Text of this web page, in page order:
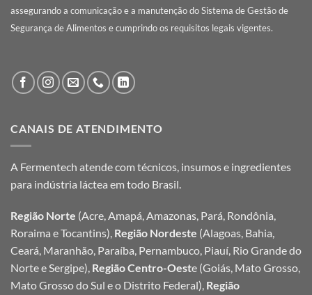
assegurando a comunicação e a manutenção do Sistema de Gestão de
Segurança de Alimentos e cumprindo os requisitos legais vigentes.
CANAIS DE ATENDIMENTO
A Fermentech atende com técnicos, insumos e ingredientes
para indústria láctea em todo Brasil.
Região Norte (Acre, Amapá, Amazonas, Pará, Rondônia,
Roraima e Tocantins), Região Nordeste (Alagoas, Bahia,
Ceará, Maranhão, Paraíba, Pernambuco, Piauí, Rio Grande do
Norte e Sergipe), Região Centro-Oeste (Goiás, Mato Grosso,
Mato Grosso do Sul e o Distrito Federal), Região